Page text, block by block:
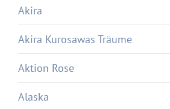
Akira
Akira Kurosawas Träume
Aktion Rose
Alaska